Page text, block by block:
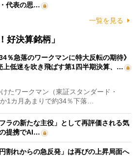
代表の思…
一覧を見る
好決算銘柄」
34％急落のワークマンに特大反転の期待》
上低迷を吹き飛ばす第1四半期決算、…
たワークマン（東証スタンダード・
1カ月あまりで約34％下落…
ラの新たな主役」として再評価される気
提携でAI…
割れからの急反発」は再びの上昇局面へ